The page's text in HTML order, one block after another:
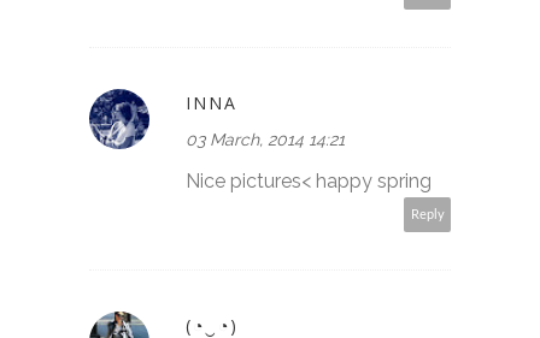
INNA
03 March, 2014 14:21
Nice pictures< happy spring
Reply
(◔‿◔)